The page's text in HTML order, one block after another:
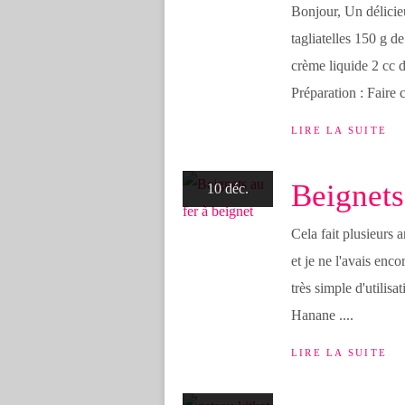
Bonjour, Un
tagliatelles 150 g
crème liquide 2 cc
Préparation : Faire
LIRE LA SUITE
10 déc.
Cela fait plusieurs
et je ne l'avais
très simple
Hanane ....
LIRE LA SUITE